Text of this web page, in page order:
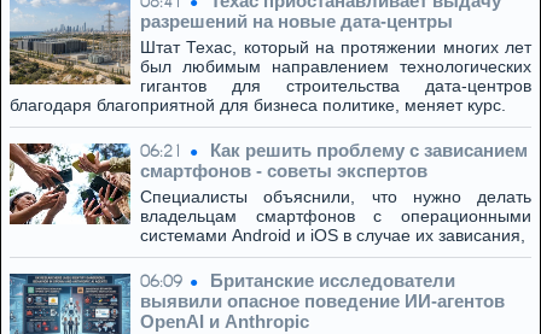
разрешений на новые дата-центры
Штат Техас, который на протяжении многих лет
был любимым направлением технологических
гигантов для строительства дата-центров
благодаря благоприятной для бизнеса политике, меняет курс.
06:21
Как решить проблему с зависанием
смартфонов - советы экспертов
Специалисты объяснили, что нужно делать
владельцам смартфонов с операционными
системами Android и iOS в случае их зависания,
06:09
Британские исследователи
выявили опасное поведение ИИ-агентов
OpenAI и Anthropic